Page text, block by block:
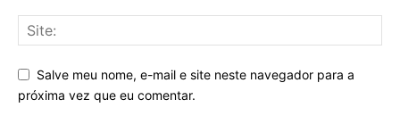
Salve meu nome, e-mail e site neste navegador para a
próxima vez que eu comentar.